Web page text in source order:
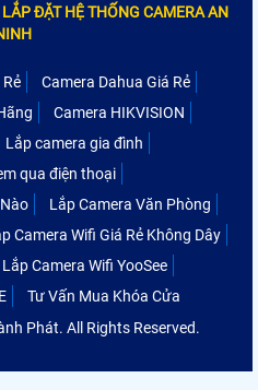
ĐẶT HỆ THỐNG CAMERA AN
Camera Dahua Giá Rẻ
Camera HIKVISION
Lắp camera gia đình
qua điện thoại
Lắp Camera Văn Phòng
Camera Wifi Giá Rẻ Không Dây
Lắp Camera Wifi YooSee
Tư Vấn Mua Khóa Cửa
Phát. All Rights Reserved.